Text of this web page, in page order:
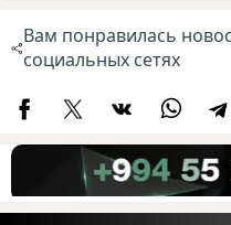
Вам понравилась
социальных сетях